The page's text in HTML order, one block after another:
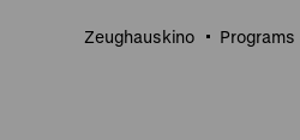
Zeughauskino Programs